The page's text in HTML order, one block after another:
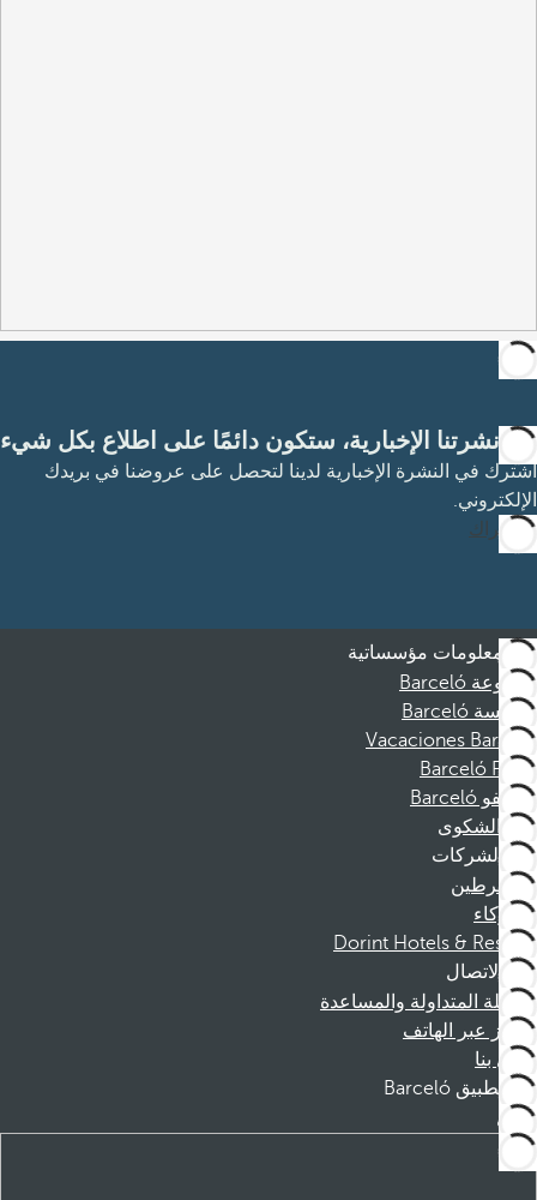
مع نشرتنا الإخبارية، ستكون دائمًا على اطلاع بكل شيء
اشترك في النشرة الإخبارية لدينا لتحصل على عروضنا في بريدك
الإلكتروني.
الاشتراك
معلومات مؤسساتية
مجموعة Barceló
مؤسسة Barceló
Vacaciones Barceló
Barceló Films
موظفو Barceló
قناة الشكوى
الشركات
المنخرطين
الشركاء
Dorint Hotels & Resorts
الاتصال
الأسئلة المتداولة والمساعدة
الحجز عبر الهاتف
اتصل بنا
تطبيق Barceló
تنزيل